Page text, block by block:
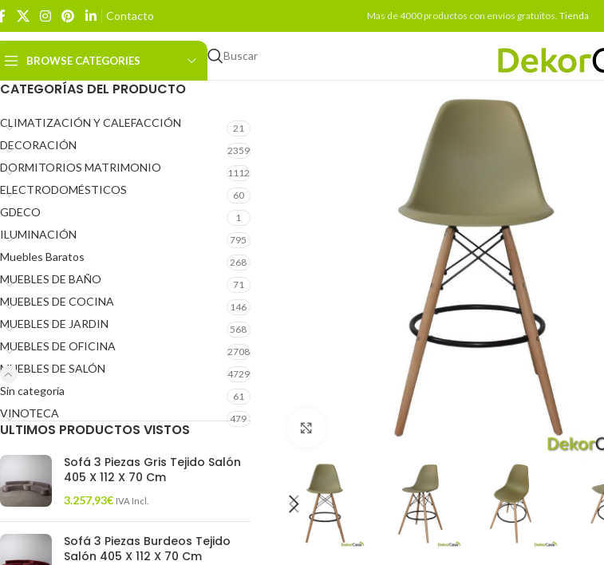
Contacto Mas de 4000 productos con envíos gratuitos. Tienda
BROWSE CATEGORIES Buscar
CATEGORÍAS DEL PRODUCTO
CLIMATIZACIÓN Y CALEFACCIÓN 21
DECORACIÓN 2359
DORMITORIOS MATRIMONIO 1112
ELECTRODOMÉSTICOS 60
GDECO 1
ILUMINACIÓN 795
Muebles Baratos 268
MUEBLES DE BAÑO 71
MUEBLES DE COCINA 146
MUEBLES DE JARDIN 568
MUEBLES DE OFICINA 2708
MUEBLES DE SALÓN 4729
Sin categoría 61
VINOTECA 479
ULTIMOS PRODUCTOS VISTOS
Sofá 3 Piezas Gris Tejido Salón
405 X 112 X 70 Cm
3.257,93€ IVA Incl.
Sofá 3 Piezas Burdeos Tejido
Salón 405 X 112 X 70 Cm
Click to enlarge